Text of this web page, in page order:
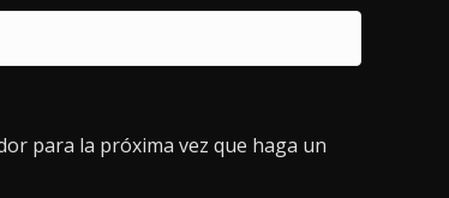
para la próxima vez que haga un